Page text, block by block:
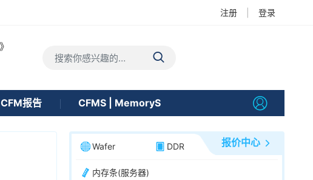
注册 登录
CFM报告 CFMS | MemoryS
报价中心
Wafer DDR
内存条(服务器)